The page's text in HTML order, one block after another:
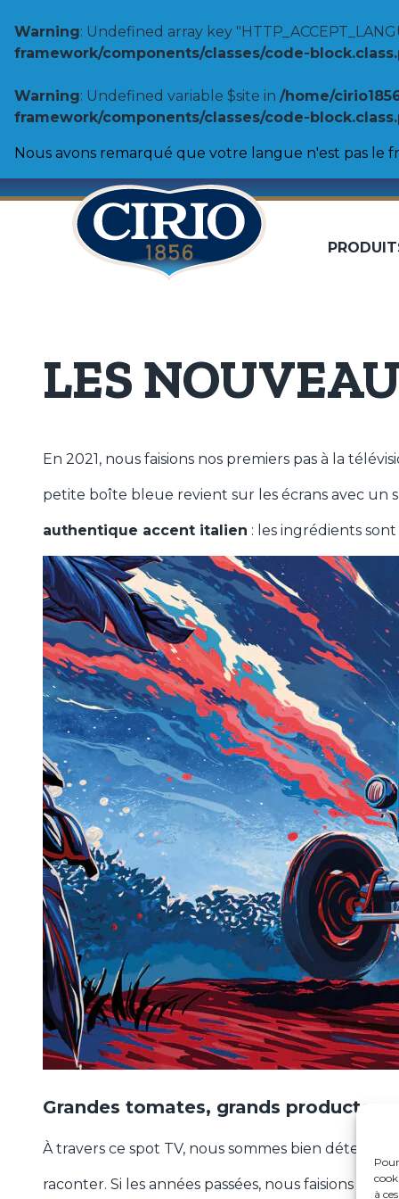
à
Warning: Undefined array key
framework/components/classes/code-
Warning: Undefined variable $site in /home/
framework/components/classes/code-
Nous avons remarqué que votre langue n'est pas le
Tomates
Tomates entières pelées
Double concentré de
LES
En 2021, nous faisions nos premiers pas à la
petite boîte bleue revient sur les écrans avec un
authentique accent italien : les ingrédients
Grandes tomates, grands
À travers ce spot TV, nous sommes bien
raconter. Si les années passées, nous faisions